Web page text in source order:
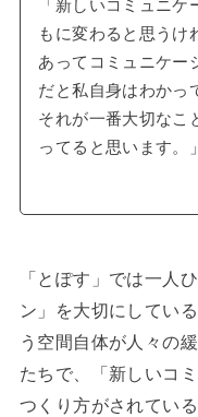
「新しいコミュニ
もに変わると思うけ
あってコミュニケー
だと私自身はわかっ
それが一番大切なこ
ってると思います。」
「とぽす」では一人
ン」を大切にしてい
う空間自体が人々の
たちで、「新しいコ
つくり方がされてい